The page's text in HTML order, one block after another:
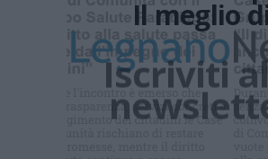
Il meglio
Iscriviti